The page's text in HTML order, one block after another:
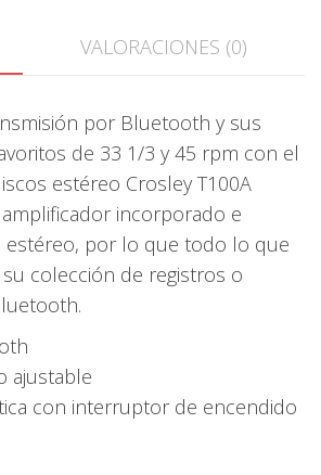
VALORACIONES (0)
por Bluetooth y sus
de 33 1/3 y 45 rpm con el
estéreo Crosley T100A
incorporado e
estéreo, por lo que todo lo que
colección de registros o
ajustable
con interruptor de encendido